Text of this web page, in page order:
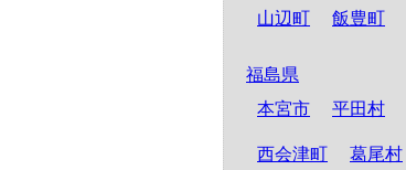
山辺町 飯豊町
福島県
本宮市
平田村
西会津町 葛尾村